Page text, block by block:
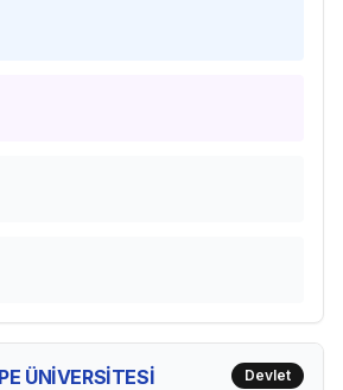
ÜNİVERSİTESİ Devlet